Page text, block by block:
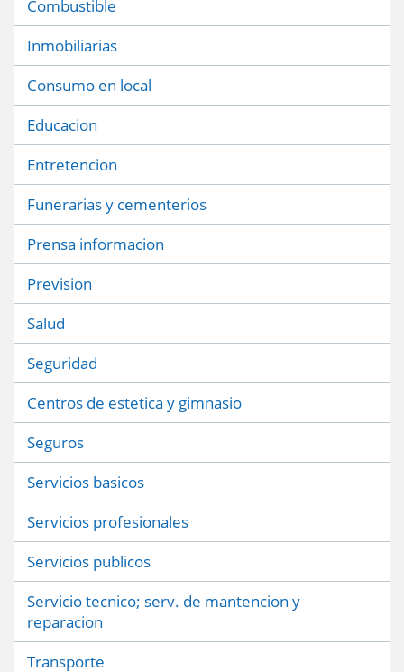
Combustible
Inmobiliarias
Consumo en local
Educacion
Entretencion
Funerarias y cementerios
Prensa informacion
Prevision
Salud
Seguridad
Centros de estetica y gimnasio
Seguros
Servicios basicos
Servicios profesionales
Servicios publicos
Servicio tecnico; serv. de mantencion y
reparacion
Transporte